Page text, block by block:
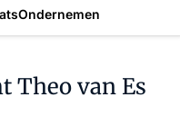
Ondernemen
Theo van Es